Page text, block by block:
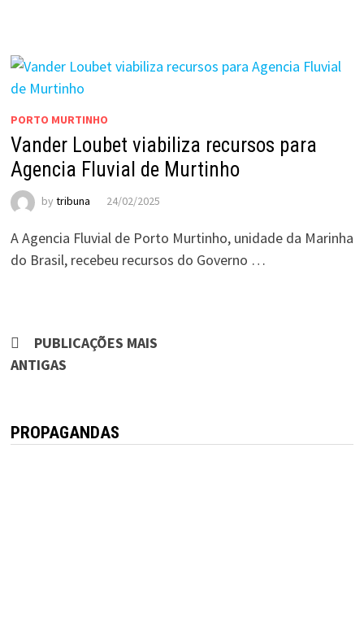
PORTO MURTINHO
Vander Loubet viabiliza recursos para
Agencia Fluvial de Murtinho
by tribuna 24/02/2025
A Agencia Fluvial de Porto Murtinho, unidade da Marinha
do Brasil, recebeu recursos do Governo …
Navegação
por
PUBLICAÇÕES MAIS
ANTIGAS
PROPAGANDAS